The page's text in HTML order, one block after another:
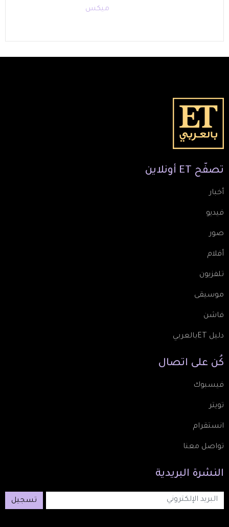
ميكس
تصفّح ET أونلاين
أخبار
فيديو
صور
أفلام
تلفزيون
موسيقى
فاشن
دليل ETبالعربي
كُن على اتصال
فيسبوك
تويتر
انستقرام
تواصل معنا
النشرة البريدية
تسجيل